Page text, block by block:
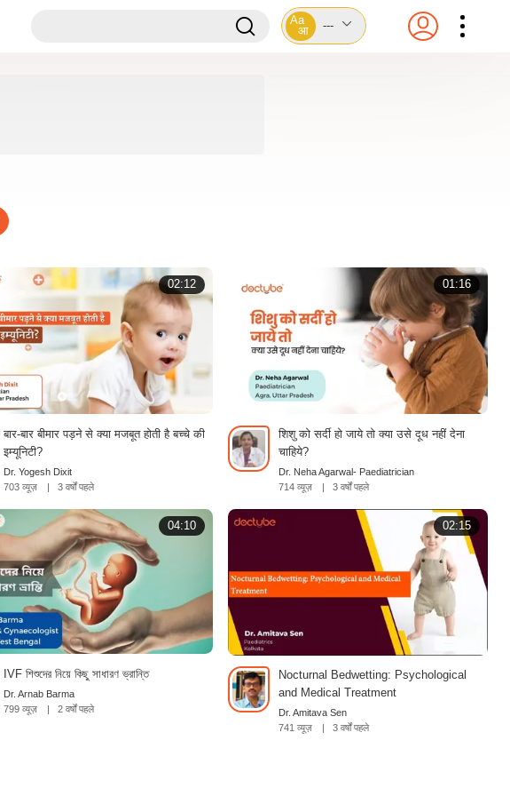
Aa
आ
---
02:12
बार-बार बीमार पड़ने से क्या मजबूत होती है बच्चे की
इम्यूनिटी?
Dr. Yogesh Dixit
703 व्यूज़
| 3 वर्षों पहले
01:16
शिशु को सर्दी हो जाये तो क्या उसे दूध नहीं देना
चाहिये?
Dr. Neha Agarwal- Paediatrician
714 व्यूज़
| 3 वर्षों पहले
04:10
IVF শিশুদের নিয়ে কিছু সাধারণ ভ্রান্তি
Dr. Arnab Barma
799 व्यूज़
| 2 वर्षों पहले
02:15
Nocturnal Bedwetting: Psychological
and Medical Treatment
Dr. Amitava Sen
741 व्यूज़
3 वर्षों पहले